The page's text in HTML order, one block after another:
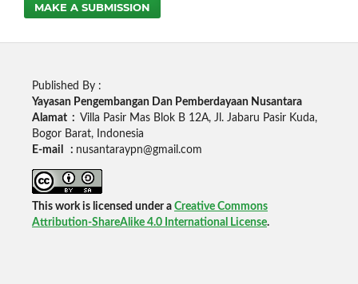
MAKE A SUBMISSION
Published By :
Yayasan Pengembangan Dan Pemberdayaan Nusantara
Alamat : Villa Pasir Mas Blok B 12A, Jl. Jabaru Pasir Kuda,
Bogor Barat, Indonesia
E-mail : nusantaraypn@gmail.com
This work is licensed under a Creative Commons
Attribution-ShareAlike 4.0 International License.